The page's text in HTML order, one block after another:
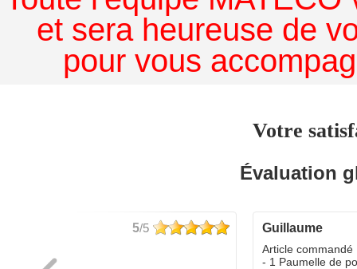
et sera heureuse de
pour vous
Votre
Évaluation
5/5 guillaume
Article commandé
- 1 Paumelle de